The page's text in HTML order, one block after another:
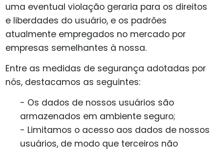
uma eventual violação geraria para os direitos
e liberdades do usuário, e os padrões
atualmente empregados no mercado por
empresas semelhantes à nossa.
Entre as medidas de segurança adotadas por
nós, destacamos as seguintes:
- Os dados de nossos usuários são
armazenados em ambiente seguro;
- Limitamos o acesso aos dados de nossos
usuários, de modo que terceiros não